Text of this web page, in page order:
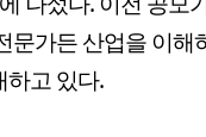
문가든 산업을 이해
하고 있다.